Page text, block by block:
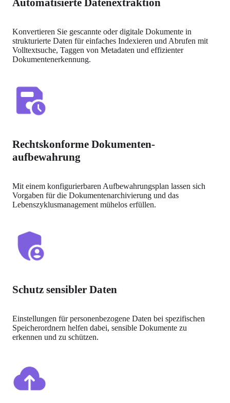
Automatisierte Datenextraktion
Konvertieren Sie gescannte oder digitale Dokumente in
strukturierte Daten für einfaches Indexieren und Abrufen mit
Volltextsuche, Taggen von Metadaten und effizienter
Dokumentenerkennung.
Rechtskonforme Dokumenten-
aufbewahrung
Mit einem konfigurierbaren Aufbewahrungsplan lassen sich
Vorgaben für die Dokumentenarchivierung und das
Lebenszyklusmanagement mühelos erfüllen.
Schutz sensibler Daten
Einstellungen für personenbezogene Daten bei spezifischen
Speicherordnern helfen dabei, sensible Dokumente zu
erkennen und zu schützen.